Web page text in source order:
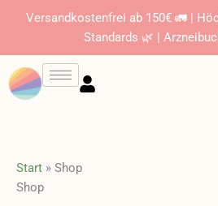
Versandkostenfrei ab 150€ 🚛 |
Standards 🌿 |
Start » Shop
Shop